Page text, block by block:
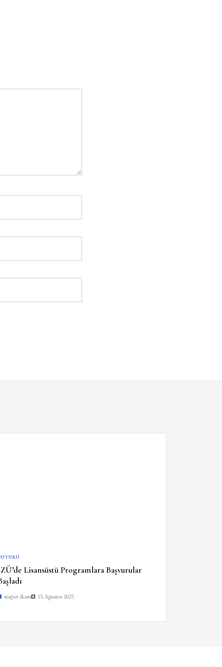
Lisansüstü Programlara Başvurular
stajyer ikam 15 Ağustos 2025